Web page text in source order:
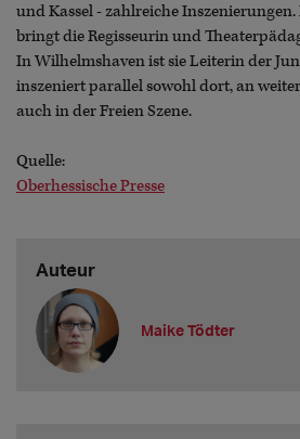
und Kassel - zahlreiche
bringt die Regisseurin und
In Wilhelmshaven ist sie Leiterin der
inszeniert parallel sowohl dort, an
auch in der Freien Szene.
Quelle:
Oberhessische Presse
Auteur
Maike Tödter